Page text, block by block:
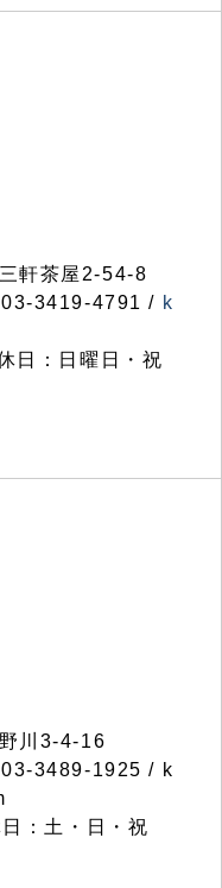
軒茶屋2-54-8
3419-4791 / k
日：日曜日・祝
川3-4-16
3489-1925 / k
：土・日・祝